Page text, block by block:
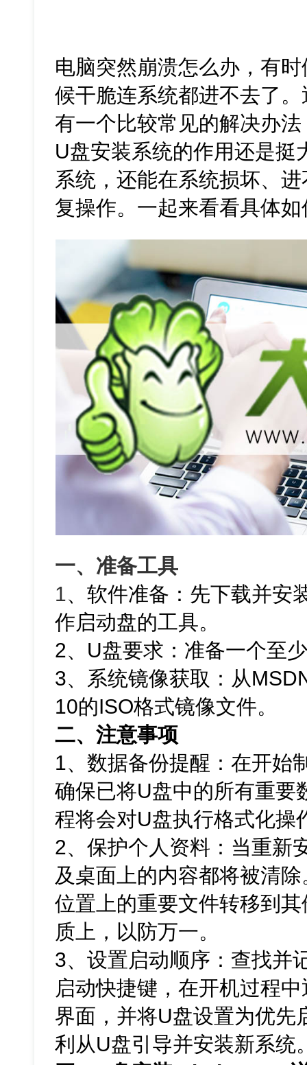
电脑突然崩溃怎么办，有
候干脆连系统都进不去了
有一个比较常见的解决办
U盘安装系统的作用还是挺
系统，还能在系统损坏、
复操作。一起来看看具体
一、准备工具
1、软件准备：先下载并安
作启动盘的工具。
2、U盘要求：准备一个至
3、系统镜像获取：从
10的ISO格式镜像文件。
二、注意事项
1、数据备份提醒：在开始
确保已将U盘中的所有重要
程将会对U盘执行格式化操
2、保护个人资料：当重新
及桌面上的内容都将被清
位置上的重要文件转移到
质上，以防万一。
3、设置启动顺序：查找并
启动快捷键，在开机过程
界面，并将U盘设置为优先
利从U盘引导并安装新系统